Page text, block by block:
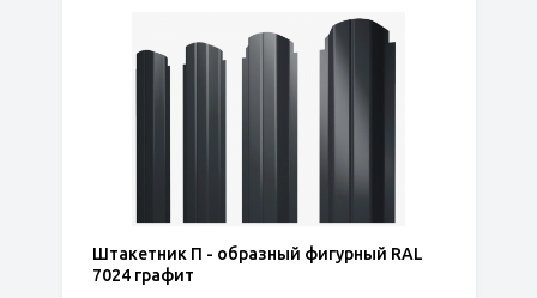
Штакетник П - образный фигурный RAL
7024 графит